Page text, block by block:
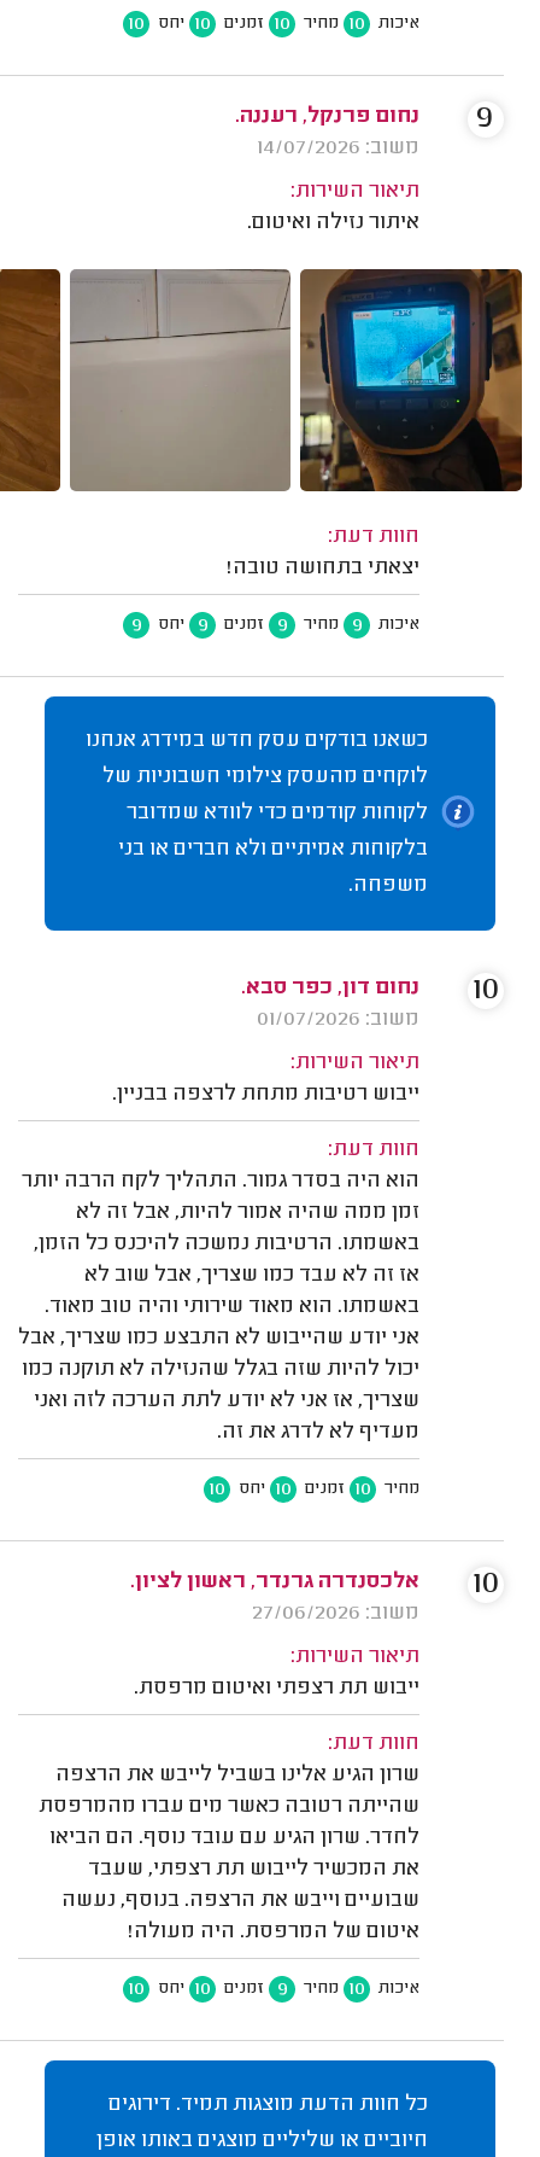
איכות 10 מחיר 10 זמנים 10 יחס 10
נחום פרנקל, רעננה.
משוב: 14/07/2026
תיאור השירות:
איתור נזילה ואיטום.
חוות דעת:
יצאתי בתחושה טובה!
איכות 9 מחיר 9 זמנים 9 יחס 9
9
כשאנו בודקים עסק חדש במידרג אנחנו
לוקחים מהעסק צילומי חשבוניות של
לקוחות קודמים כדי לוודא שמדובר
בלקוחות אמיתיים ולא חברים או בני
משפחה.
נחום דון, כפר סבא.
משוב: 01/07/2026
תיאור השירות:
ייבוש רטיבות מתחת לרצפה בבניין.
חוות דעת:
הוא היה בסדר גמור. התהליך לקח הרבה יותר
זמן ממה שהיה אמור להיות, אבל זה לא
באשמתו. הרטיבות נמשכה להיכנס כל הזמן,
אז זה לא עבד כמו שצריך, אבל שוב לא
באשמתו. הוא מאוד שירותי והיה טוב מאוד.
אני יודע שהייבוש לא התבצע כמו שצריך, אבל
יכול להיות שזה בגלל שהנזילה לא תוקנה כמו
שצריך, אז אני לא יודע לתת הערכה לזה ואני
מעדיף לא לדרג את זה.
מחיר 10 זמנים 10 יחס 10
10
אלכסנדרה גרנדר, ראשון לציון.
משוב: 27/06/2026
תיאור השירות:
ייבוש תת רצפתי ואיטום מרפסת.
חוות דעת:
שרון הגיע אלינו בשביל לייבש את הרצפה
שהייתה רטובה כאשר מים עברו מהמרפסת
לחדר. שרון הגיע עם עובד נוסף. הם הביאו
את המכשיר לייבוש תת רצפתי, שעבד
שבועיים וייבש את הרצפה. בנוסף, נעשה
איטום של המרפסת. היה מעולה!
איכות 10 מחיר 9 זמנים 10 יחס 10
10
כל חוות הדעת מוצגות תמיד. דירוגים
חיוביים או שליליים מוצגים באותו אופן